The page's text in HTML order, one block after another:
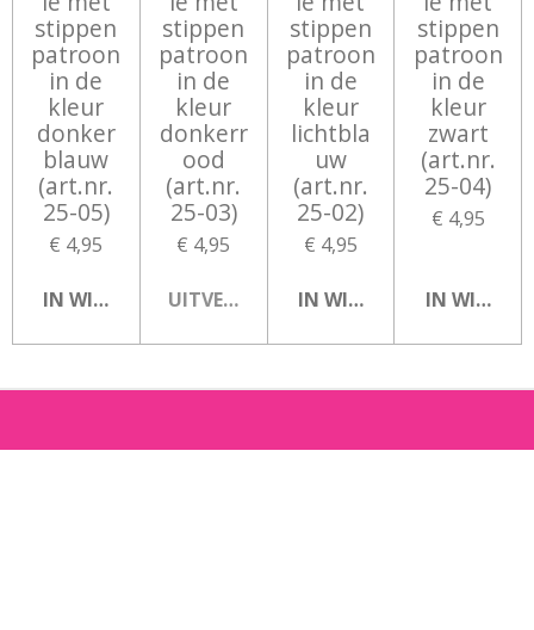
stippen
patroon
in de
kleur
donker
blauw
(art.nr.
25-05)
€ 4,95
IN WINKELWAGEN
stippen
patroon
in de
kleur
donkerr
ood
(art.nr.
25-03)
€ 4,95
UITVERKOCHT
stippen
patroon
in de
kleur
lichtbla
uw
(art.nr.
25-02)
€ 4,95
IN WINKELWAGEN
stippen
patroon
in de
kleur
zwart
(art.nr.
25-04)
€ 4,95
IN